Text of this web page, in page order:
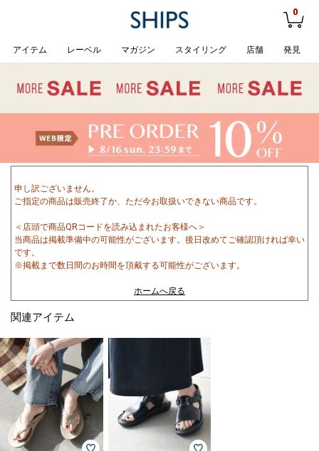
0
アイテム レーベル マガジン スタイリング 店舗 発見
申し訳ございません。
ご指定の商品は販売終了か、ただ今お取扱いできない商品です。
＜店頭で商品QRコードを読み込まれたお客様へ＞
当商品は掲載準備中の可能性がございます。後日改めてご確認頂ければ幸い
です。
※掲載まで数日間のお時間を頂戴する可能性がございます。
ホームへ戻る
関連アイテム